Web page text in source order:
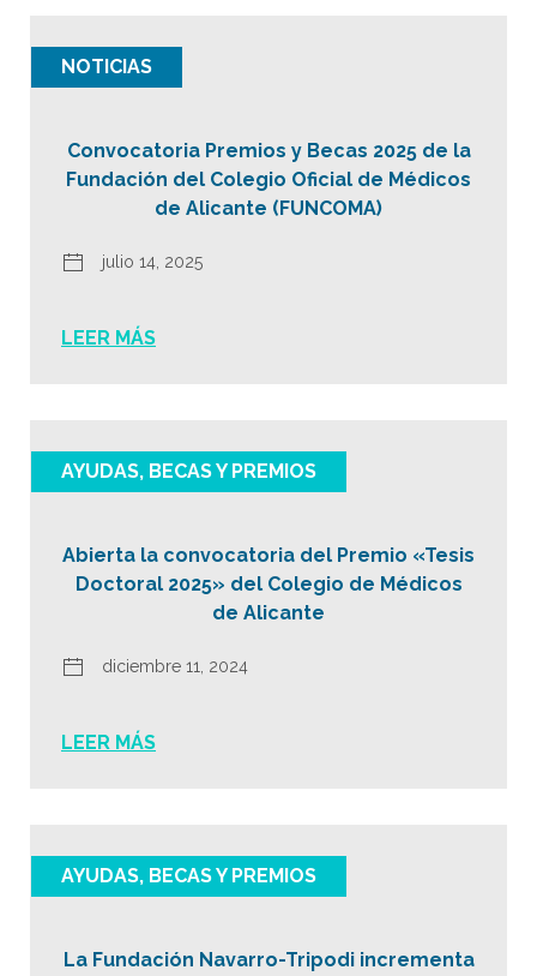
NOTICIAS
Convocatoria Premios y Becas 2025 de la
Fundación del Colegio Oficial de Médicos
de Alicante (FUNCOMA)
julio 14, 2025
LEER MÁS
AYUDAS, BECAS Y PREMIOS
Abierta la convocatoria del Premio «Tesis
Doctoral 2025» del Colegio de Médicos
de Alicante
diciembre 11, 2024
LEER MÁS
AYUDAS, BECAS Y PREMIOS
La Fundación Navarro-Tripodi incrementa